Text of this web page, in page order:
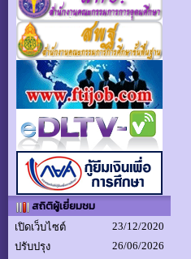
สถิติผู้เยี่ยมชม
เปิดเว็บไซต์
23/12/2020
ปรับปรุง
26/06/2026